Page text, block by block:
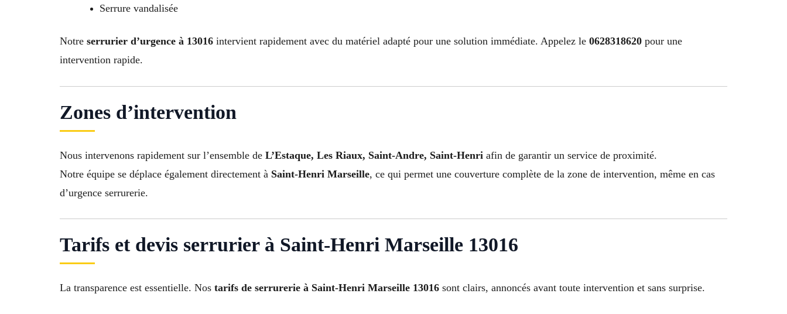
Serrure vandalisée
Notre serrurier d’urgence à 13016 intervient rapidement avec du matériel adapté pour une solution immédiate. Appelez le 0628318620 pour une
intervention rapide.
Zones d’intervention
Nous intervenons rapidement sur l’ensemble de L’Estaque, Les Riaux, Saint-Andre, Saint-Henri afin de garantir un service de proximité.
Notre équipe se déplace également directement à Saint-Henri Marseille, ce qui permet une couverture complète de la zone de intervention, même en cas
d’urgence serrurerie.
Tarifs et devis serrurier à Saint-Henri Marseille 13016
La transparence est essentielle. Nos tarifs de serrurerie à Saint-Henri Marseille 13016 sont clairs, annoncés avant toute intervention et sans surprise.